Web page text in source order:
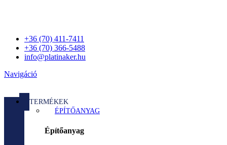
+36 (70) 411-7411
+36 (70) 366-5488
info@platinaker.hu
Navigáció
TERMÉKEK
ÉPÍTŐANYAG
Építőanyag